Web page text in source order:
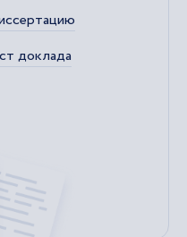
доклада